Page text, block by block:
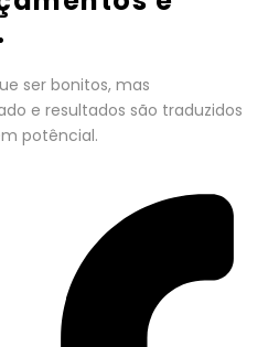
ser bonitos, mas
e resultados são traduzidos
potêncial.